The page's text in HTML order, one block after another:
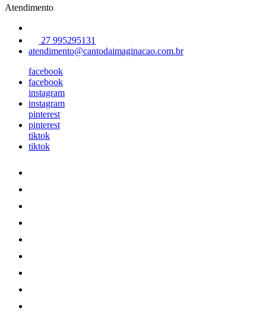
Atendimento
27 995295131
atendimento@cantodaimaginacao.com.br
facebook
facebook
instagram
instagram
pinterest
pinterest
tiktok
tiktok